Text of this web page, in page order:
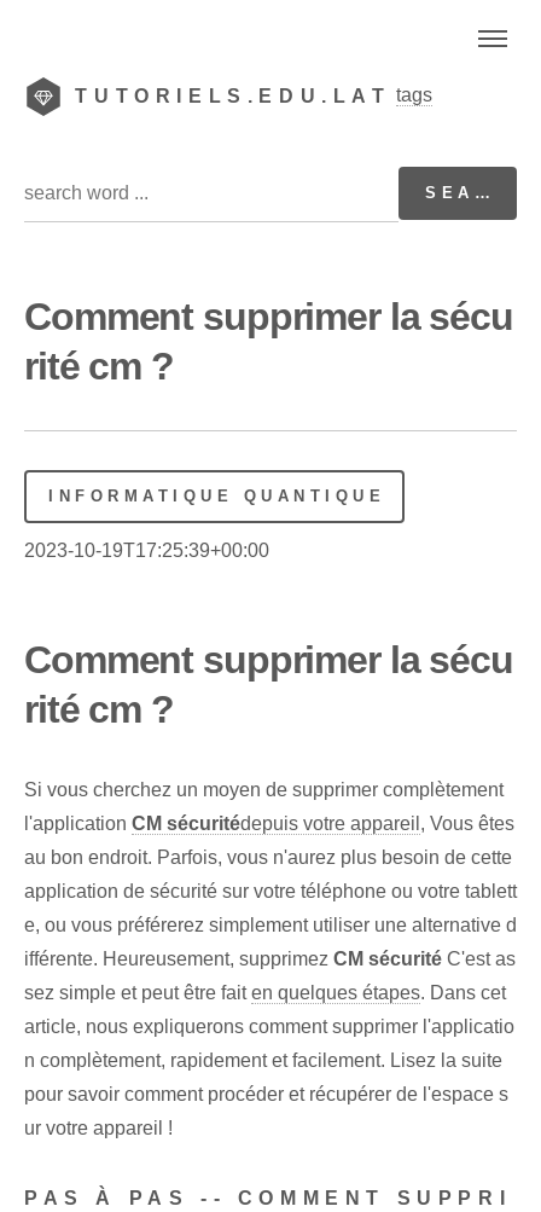
TUTORIELS.EDU.LAT tags
Comment supprimer la sécu
rité cm ?
INFORMATIQUE QUANTIQUE
2023-10-19T17:25:39+00:00
Comment supprimer la sécu
rité cm ?
Si vous cherchez un moyen de supprimer complètement
l'application CM sécuritédepuis votre appareil , Vous êtes
au bon endroit. Parfois, vous n'aurez plus besoin de cette
application de sécurité sur votre téléphone ou votre tablett
e, ou vous préférerez simplement utiliser une alternative d
ifférente. Heureusement, supprimez CM sécurité C'est as
sez simple et peut être faiten quelques étapes. Dans cet
article, nous expliquerons comment supprimer l'applicatio
n complètement, rapidement et facilement. Lisez la suite
pour savoir comment procéder et récupérer de l'espace s
ur votre appareil !
PAS À PAS -- COMMENT SUPPRI